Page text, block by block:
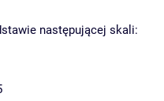
następującej skali: